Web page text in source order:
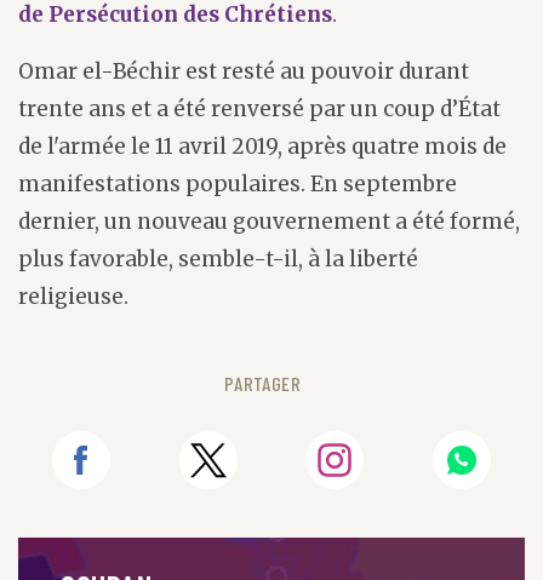
de Persécution des Chrétiens.
Omar el-Béchir est resté au pouvoir durant
trente ans et a été renversé par un coup d’État
de l'armée le 11 avril 2019, après quatre mois de
manifestations populaires. En septembre
dernier, un nouveau gouvernement a été formé,
plus favorable, semble-t-il, à la liberté
religieuse.
PARTAGER